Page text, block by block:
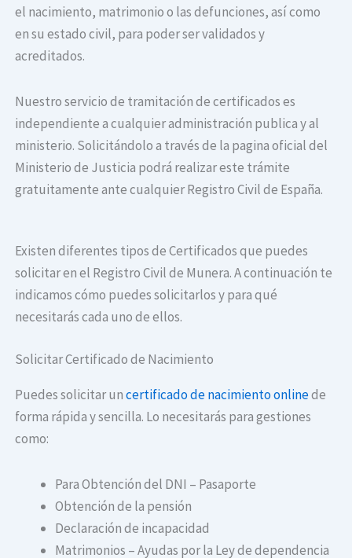
el nacimiento, matrimonio o las defunciones, así como
en su estado civil, para poder ser validados y
acreditados.
Nuestro servicio de tramitación de certificados es
independiente a cualquier administración publica y al
ministerio. Solicitándolo a través de la pagina oficial del
Ministerio de Justicia podrá realizar este trámite
gratuitamente ante cualquier Registro Civil de España.
Existen diferentes tipos de Certificados que puedes
solicitar en el Registro Civil de Munera. A continuación te
indicamos cómo puedes solicitarlos y para qué
necesitarás cada uno de ellos.
Solicitar Certificado de Nacimiento
Puedes solicitar uncertificado de nacimiento onlinede
forma rápida y sencilla. Lo necesitarás para gestiones
como:
Para Obtención del DNI – Pasaporte
Obtención de la pensión
Declaración de incapacidad
Matrimonios – Ayudas por la Ley de dependencia